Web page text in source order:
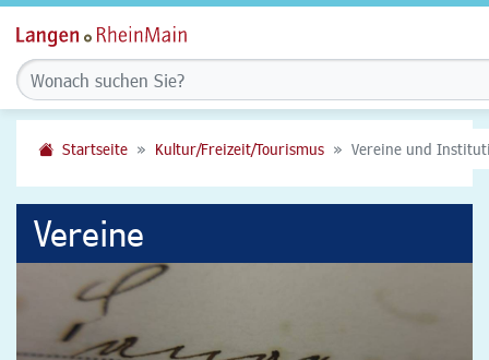
Startseite Kultur/Freizeit/Tourismus Vereine und
Vereine